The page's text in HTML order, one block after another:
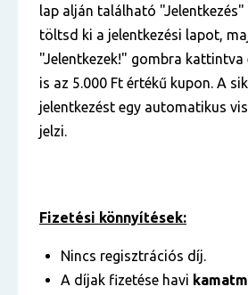
lap alján található
töltsd ki a jelentkezési lapot,
"Jelentkezek!" gombra kattintva
is az 5.000 Ft értékű kupon. A
jelentkezést egy automatikus
jelzi.
Fizetési könnyítések:
Nincs regisztrációs díj.
A díjak fizetése havi